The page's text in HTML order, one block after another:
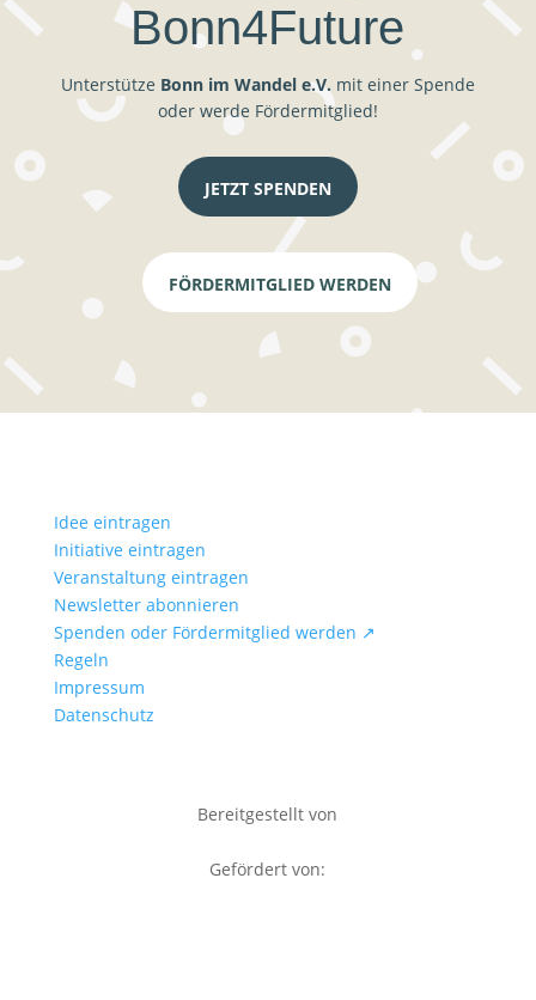
Bonn4Future
Unterstütze Bonn im Wandel e.V. mit einer Spende
oder werde Fördermitglied!
JETZT SPENDEN
FÖRDERMITGLIED WERDEN
Idee eintragen
Initiative eintragen
Veranstaltung eintragen
Newsletter abonnieren
Spenden oder Fördermitglied werden ↗
Regeln
Impressum
Datenschutz
Bereitgestellt von
Gefördert von: